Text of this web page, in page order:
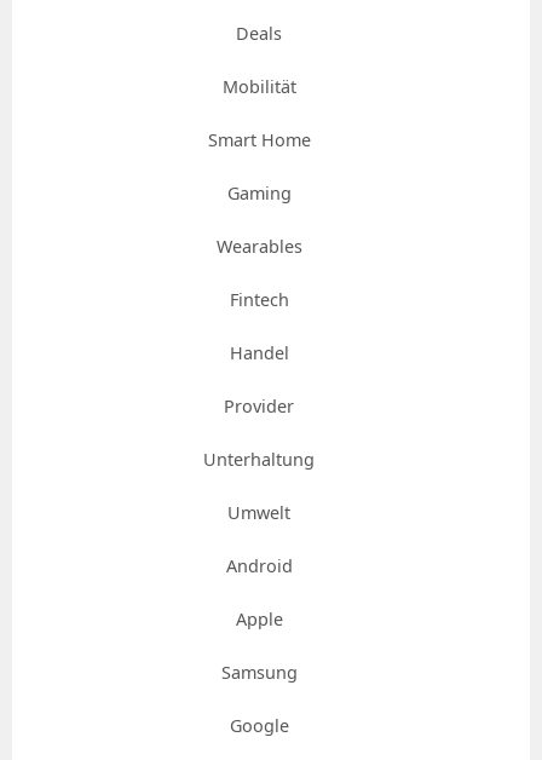
Deals
Mobilität
Smart Home
Gaming
Wearables
Fintech
Handel
Provider
Unterhaltung
Umwelt
Android
Apple
Samsung
Google